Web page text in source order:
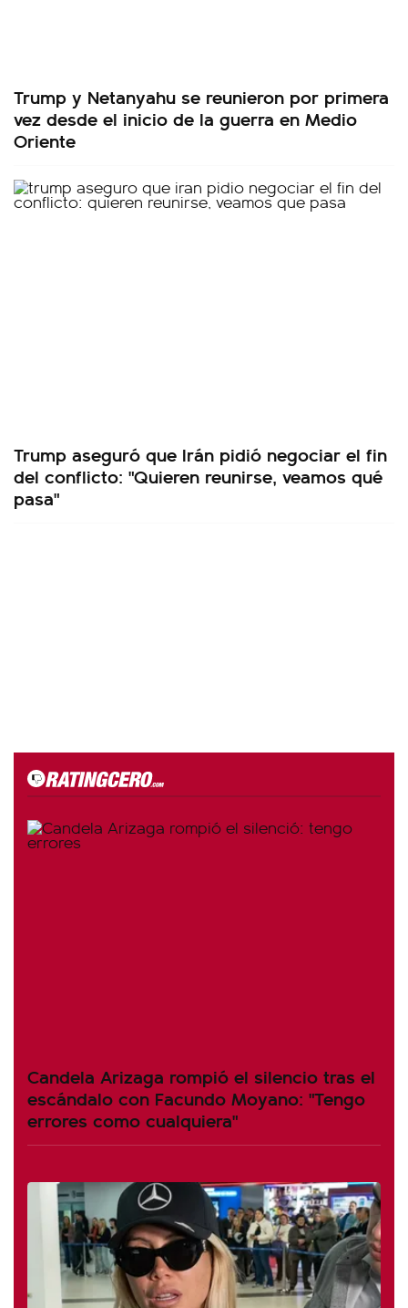
Trump y Netanyahu se reunieron por primera
vez desde el inicio de la guerra en Medio
Oriente
Trump aseguró que Irán pidió negociar el fin
del conflicto: "Quieren reunirse, veamos qué
pasa"
Candela Arizaga rompió el silencio tras el
escándalo con Facundo Moyano: "Tengo
errores como cualquiera"